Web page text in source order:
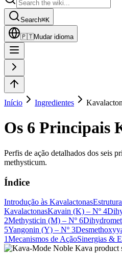
Search⌘K
🇵🇹Mudar idioma
Início Ingredientes
Os 6 Principais
Perfis de ação detalhados dos seis
methysticum.
Índice
Introdução às Kavalactonas
KavalactonasKavain (K) – Nº 4
2Methysticin (M) – Nº 6
5Yangonin (Y) – Nº 3
1Mecanismos de AçãoSinergias &